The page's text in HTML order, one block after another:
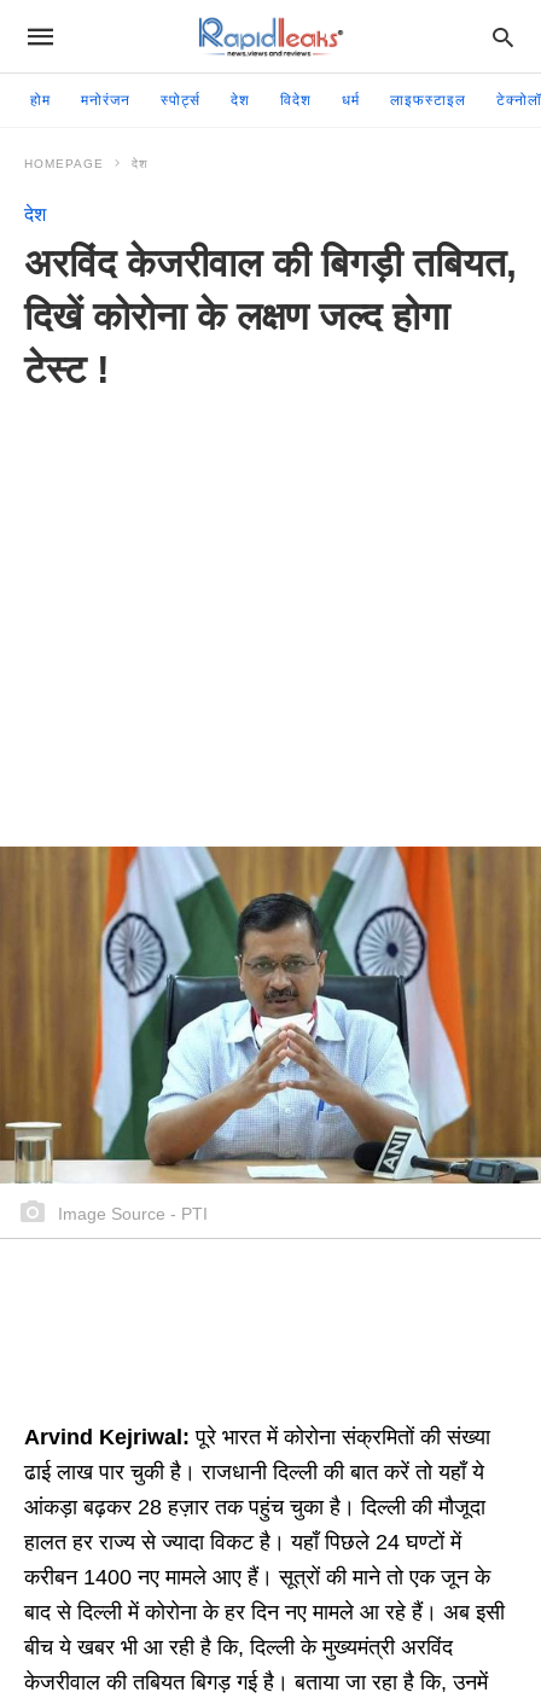
होम मनोरंजन स्पोर्ट्स देश विदेश धर्म लाइफस्टाइल
HOMEPAGE देश
देश
अरविंद केजरीवाल की बिगड़ी तबियत,
दिखें कोरोना के लक्षण जल्द होगा
टेस्ट !
Image Source - PTI
Arvind Kejriwal: पूरे भारत में कोरोना संक्रमितों की संख्या
ढाई लाख पार चुकी है। राजधानी दिल्ली की बात करें तो यहाँ ये
आंकड़ा बढ़कर 28 हज़ार तक पहुंच चुका है। दिल्ली की मौजूदा
हालत हर राज्य से ज्यादा विकट है। यहाँ पिछले 24 घण्टों में
करीबन 1400 नए मामले आए हैं। सूत्रों की माने तो एक जून के
बाद से दिल्ली में कोरोना के हर दिन नए मामले आ रहे हैं। अब इसी
बीच ये खबर भी आ रही है कि, दिल्ली के मुख्यमंत्री अरविंद
केजरीवाल की तबियत बिगड़ गई है। बताया जा रहा है कि, उनमें